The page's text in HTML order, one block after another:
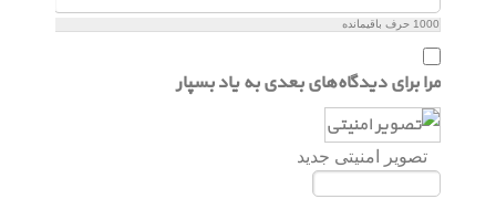
1000 حرف باقیمانده
مرا برای دیدگاه‌های بعدی به یاد بسپار
تصویر امنیتی جدید